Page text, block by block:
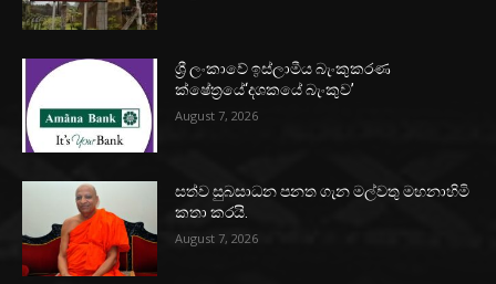
ශ්‍රී ලංකාවේ ඉස්ලාමීය බැංකුකරණ
ක්ෂේත්‍රයේ‘දශකයේ බැංකුව’
August 7, 2026
සත්ව සුබසාධන පනත ගැන මල්වතු මහනාහිමි
කතා කරයි.
August 7, 2026